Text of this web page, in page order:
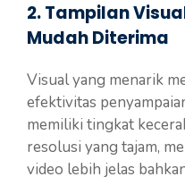
2. Tampilan
Mudah Diterima
Visual yang menarik
efektivitas
memiliki tingkat
resolusi yang tajam,
video lebih jelas